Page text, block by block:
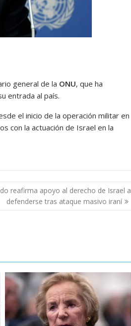
general de la ONU, que ha
entrada al país.
el inicio de la operación militar en
con la actuación de Israel en la
reafirma apoyo al derecho de Israel a
defenderse tras ataque masivo iraní